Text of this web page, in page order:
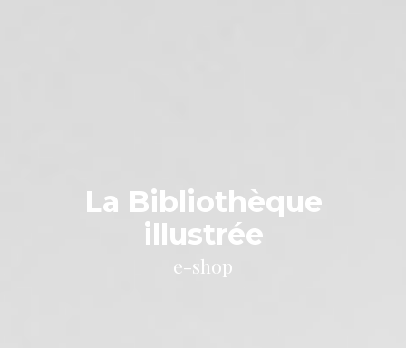
La Bibliothèque
illustrée
e-shop